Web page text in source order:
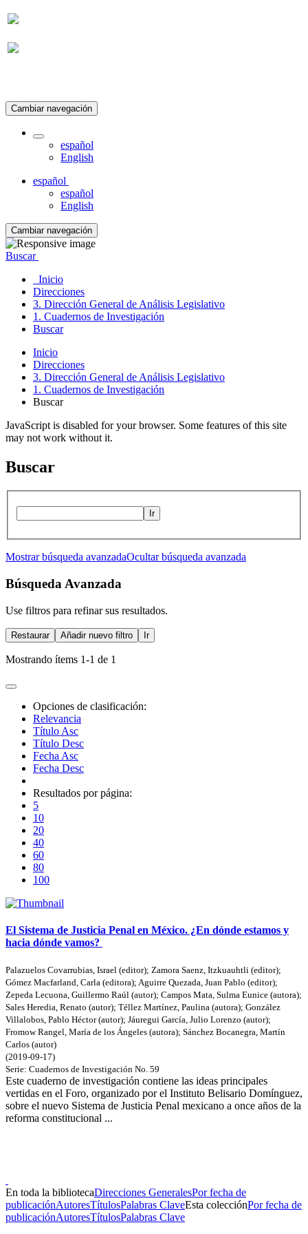
Cambiar navegación
español
English
español
español
English
Cambiar navegación
Buscar
Inicio
Direcciones
3. Dirección General de Análisis Legislativo
1. Cuadernos de Investigación
Buscar
Inicio
Direcciones
3. Dirección General de Análisis Legislativo
1. Cuadernos de Investigación
Buscar
JavaScript is disabled for your browser. Some features of this site
may not work without it.
Buscar
Ir
Mostrar búsqueda avanzadaOcultar búsqueda avanzada
Búsqueda Avanzada
Use filtros para refinar sus resultados.
Restaurar Añadir nuevo filtro Ir
Mostrando ítems 1-1 de 1
Opciones de clasificación:
Relevancia
Título Asc
Título Desc
Fecha Asc
Fecha Desc
Resultados por página:
5
10
20
40
60
80
100
El Sistema de Justicia Penal en México. ¿En dónde estamos y
hacia dónde vamos?
Palazuelos Covarrubias, Israel (editor); Zamora Saenz, Itzkuauhtli (editor);
Gómez Macfarland, Carla (editora); Aguirre Quezada, Juan Pablo (editor);
Zepeda Lecuona, Guillermo Raúl (autor); Campos Mata, Sulma Eunice (autora);
Sales Heredia, Renato (autor); Téllez Martínez, Paulina (autora); González
Villalobos, Pablo Héctor (autor); Jáuregui García, Julio Lorenzo (autor);
Fromow Rangel, María de los Ángeles (autora); Sánchez Bocanegra, Martín
Carlos (autor)
(2019-09-17)
Serie: Cuadernos de Investigación No. 59
Este cuaderno de investigación contiene las ideas principales
vertidas en el Foro, organizado por el Instituto Belisario Domínguez,
sobre el nuevo Sistema de Justicia Penal mexicano a once años de la
reforma constitucional ...
En toda la bibliotecaDirecciones GeneralesPor fecha de
publicaciónAutoresTítulosPalabras ClaveEsta colecciónPor fecha de
publicaciónAutoresTítulosPalabras Clave